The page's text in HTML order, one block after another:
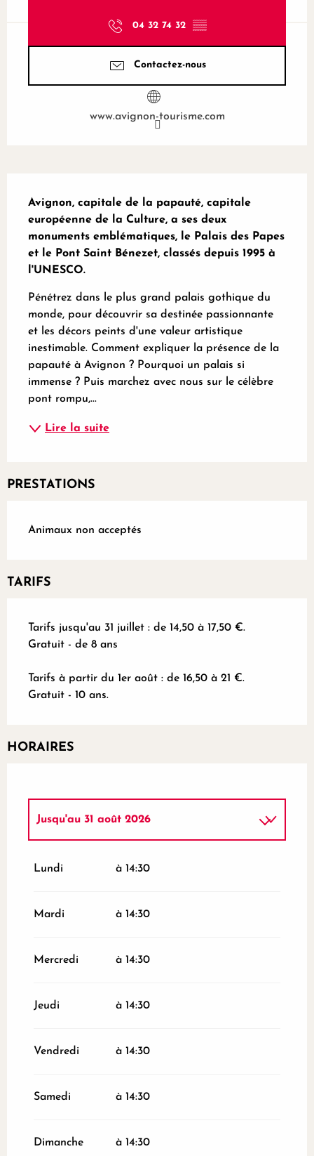
04 32 74 32 ▒▒
Contactez-nous
www.avignon-tourisme.com
Avignon, capitale de la papauté, capitale
européenne de la Culture, a ses deux
monuments emblématiques, le Palais des Papes
et le Pont Saint Bénezet, classés depuis 1995 à
l'UNESCO.
Pénétrez dans le plus grand palais gothique du
monde, pour découvrir sa destinée passionnante
et les décors peints d'une valeur artistique
inestimable. Comment expliquer la présence de la
papauté à Avignon ? Pourquoi un palais si
immense ? Puis marchez avec nous sur le célèbre
pont rompu,...
Lire la suite
PRESTATIONS
Animaux non acceptés
TARIFS
Tarifs jusqu'au 31 juillet : de 14,50 à 17,50 €.
Gratuit - de 8 ans
Tarifs à partir du 1er août : de 16,50 à 21 €.
Gratuit - 10 ans.
HORAIRES
1 juillet 2026
Jusqu'au 31 août 2026
Lundi à 14:30
Mardi à 14:30
Mercredi à 14:30
Jeudi à 14:30
Vendredi à 14:30
Samedi à 14:30
Dimanche à 14:30